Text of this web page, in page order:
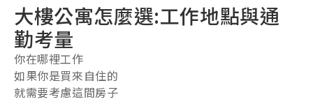
大樓公寓怎麼選:工作地點與通
勤考量
你在哪裡工作
如果你是買來自住的
就需要考慮這間房子